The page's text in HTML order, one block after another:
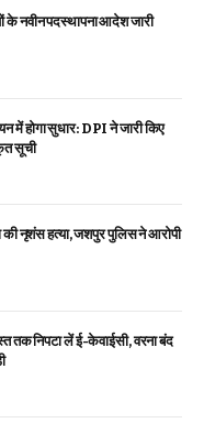
नवीन पदस्थापना आदेश जारी
में होगा सुधार: DPI ने जारी किए
सूची
की नृशंस हत्या, जशपुर पुलिस ने आरोपी
निपटा लें ई-केवाईसी, वरना बंद